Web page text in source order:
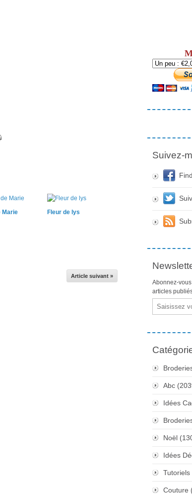
Marie Fleur de lys
Article suivant »
Suivez-
Abonnez-
articles
Email
Abc
Idées
Noël
Idées
Tutoriels
Couture